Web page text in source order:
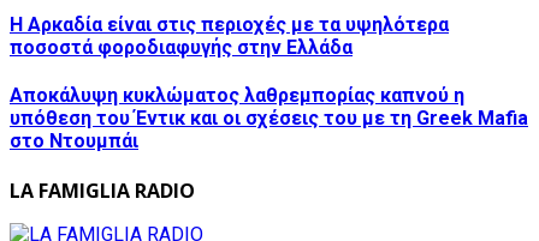
Η Αρκαδία είναι στις περιοχές με τα υψηλότερα
ποσοστά φοροδιαφυγής στην Ελλάδα
Αποκάλυψη κυκλώματος λαθρεμπορίας καπνού η
υπόθεση του Έντικ και οι σχέσεις του με τη Greek Mafia
στο Ντουμπάι
LA FAMIGLIA RADIO